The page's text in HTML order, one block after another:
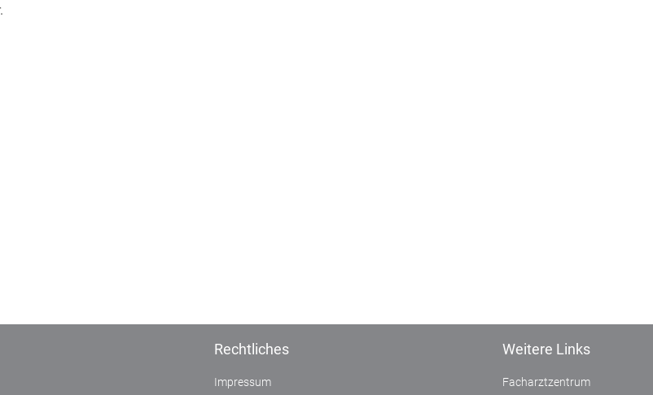
Rechtliches
Impressum
Weitere Links
Facharztzentrum